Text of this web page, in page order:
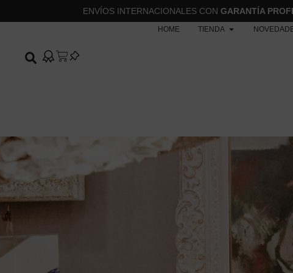
ENVÍOS INTERNACIONALES CON GARANTÍA
HOME TIENDA